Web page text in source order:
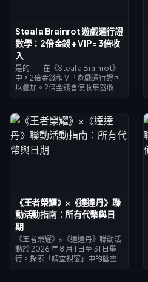
Steal a Brainrot 遊戲通行證
數學：2倍金錢 + VIP = 3倍收
入
是的——在《Steal a Brainrot》
中，2倍金錢和 VIP 遊戲通行證可
以疊加。2倍金錢會使收集器收入
而不是4倍。2倍金錢售價 119
Robux，VIP 售價 499
Robux（總計 618）。建議先購
買 2倍金錢；等你的基礎收入達到
一定規模後，再入手 VIP。
《王者榮耀》×《達達丹》聯
動活動指南：所有代幣與日
期
《王者榮耀》×《達達丹》聯動活
動於 2026 年 8 月 1 日至 31 日舉
行。探索「調查視窗」中的幽靈